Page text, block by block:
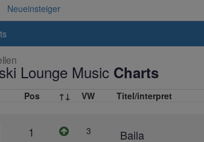
Neueinsteiger
Lounge Music Charts
Pos ↑↓ VW Titel/interpret
1 3 Baila